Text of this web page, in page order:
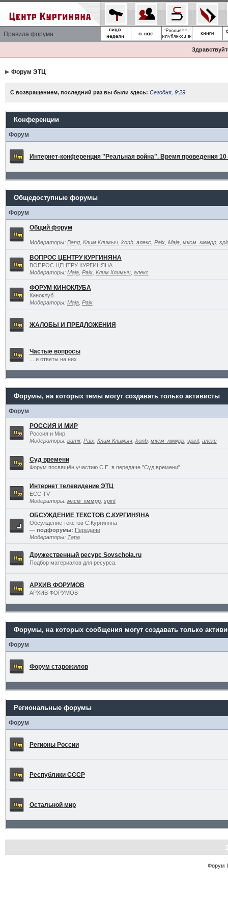
Правила форума
Форум ЭТЦ
С возвращением, последний раз вы были здесь: Сегодня, 9:29
Конференции
Форум
Интернет-конференция "Реальная война". Время проведения 10
Общедоступные форумы
Форум
Общий форум
Модераторы: Bang, Клим Климыч, konb, алекс, Paix, Maja, мксм_кммрр,
ВОПРОС ЦЕНТРУ КУРГИНЯНА
ВОПРОС ЦЕНТРУ КУРГИНЯНА
Модераторы: Maja, Paix, Клим Климыч, алекс
ФОРУМ КИНОКЛУБА
Киноклуб
Модераторы: Maja, Paix
ЖАЛОБЫ И ПРЕДЛОЖЕНИЯ
Частые вопросы
... и ответы на них
Форумы, на которых темы могут создавать только активисты
Форум
РОССИЯ И МИР
Россия и Мир
Модераторы: pamir, Paix, Клим Климыч, konb, мксм_кммрр, spirit, алекс
Суд времени
Форум посвящён участию С.Е. в передаче "Суд времени".
Интернет телевидение ЭТЦ
ECC TV
Модераторы: мксм_кммрр, spirit
ОБСУЖДЕНИЕ ТЕКСТОВ С.КУРГИНЯНА
Обсуждение текстов С.Кургиняна
— подфорумы: Передачи
Модераторы: Тара
Дружественный ресурс Sovschola.ru
Подбор материалов для ресурса.
АРХИВ ФОРУМОВ
АРХИВ ФОРУМОВ
Форумы, на которых сообщения могут создавать только
Форум
Форум старожилов
Региональные форумы
Форум
Регионы России
Республики СССР
Остальной мир
Форум